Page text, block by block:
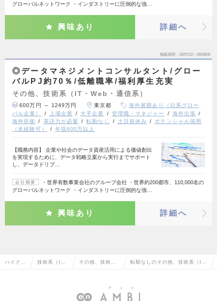
グローバルネットワーク ・インダストリーに圧倒的な強…
興味あり 詳細へ
掲載期間 26/07/22～26/08/09
◎データマネジメントコンサルタント/グロー
バルPJ約70％/低離職率/福利厚生充実
その他、技術系（IT・Web・通信系）
600万円 ～ 1249万円 東京都
海外展開あり（日系グロー
バル企業）
上場企業 大手企業 管理職・マネジャー
海外出張
海外折衝
英語力が必要 転勤なし 土日祝休み
ポテンシャル採用
（未経験可）
年収600万以上
【職務内容】 企業や社会のデータ資産活用による価値創出
を実現するために、データ戦略立案から実行までサポート
し、データドリブ…
会社概要
・世界有数事業会社のグループ会社 ・世界約200都市、110,000名の
グローバルネットワーク ・インダストリーに圧倒的な強…
興味あり 詳細へ
ハイクラ 技術系（I その他、技術系
信系）
転勤なしのその他、技術系（I
人情報一覧